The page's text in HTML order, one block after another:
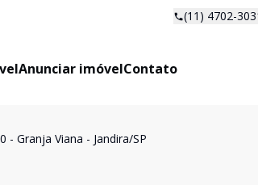
(11) 4702-
Anunciar imóvelContato
Granja Viana - Jandira/SP